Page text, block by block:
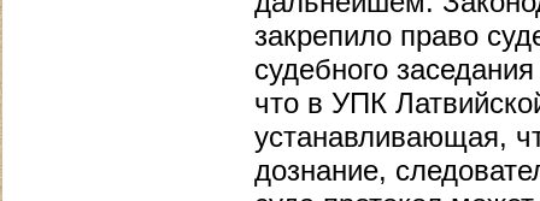
закрепило право
судебного
что в УПК
устанавливающая,
дознание,